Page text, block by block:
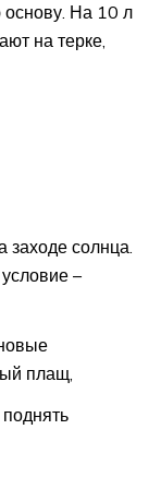
На 10 л
на терке,
заходе солнца.
–
плащ,